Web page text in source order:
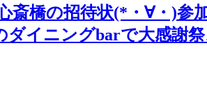
斎橋の招待状(*・∀・)参
ダイニングbarで大感謝祭